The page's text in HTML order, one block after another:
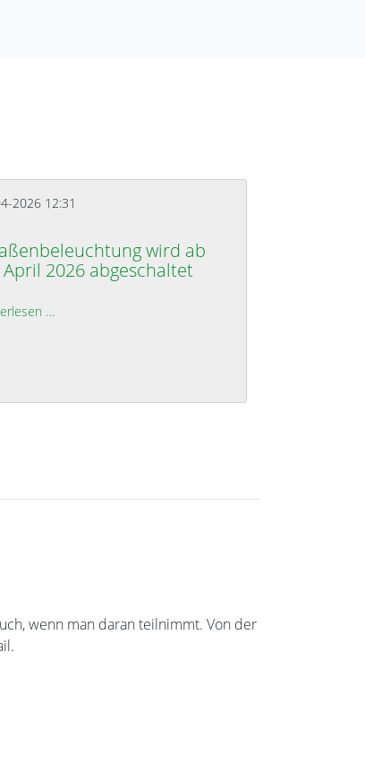
2026 12:31
wird ab
April 2026 abgeschaltet
…
wenn man daran teilnimmt. Von der